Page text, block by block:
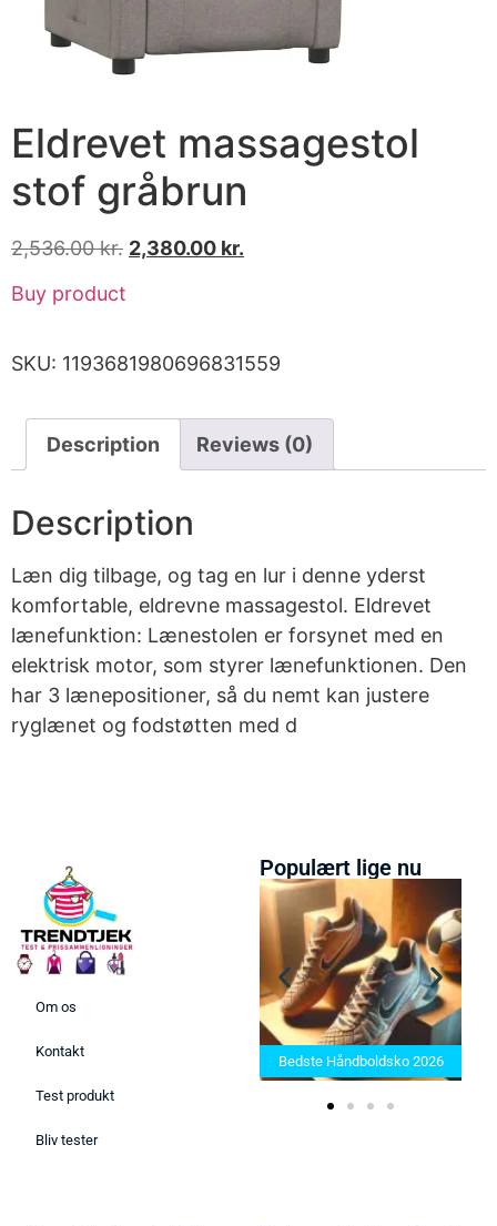
Eldrevet massagestol
stof gråbrun
2,536.00kr. 2,380.00 kr.
Buy product
SKU: 1193681980696831559
Description Reviews (0)
Description
Læn dig tilbage, og tag en lur i denne yderst
komfortable, eldrevne massagestol. Eldrevet
lænefunktion: Lænestolen er forsynet med en
elektrisk motor, som styrer lænefunktionen. Den
har 3 lænepositioner, så du nemt kan justere
ryglænet og fodstøtten med d
Om os
Kontakt
Test produkt
Bliv tester
Populært lige nu
Bedste Saunatæppe 2025 –
Find de bedste produkter her!
Bedste Håndboldsko 2026